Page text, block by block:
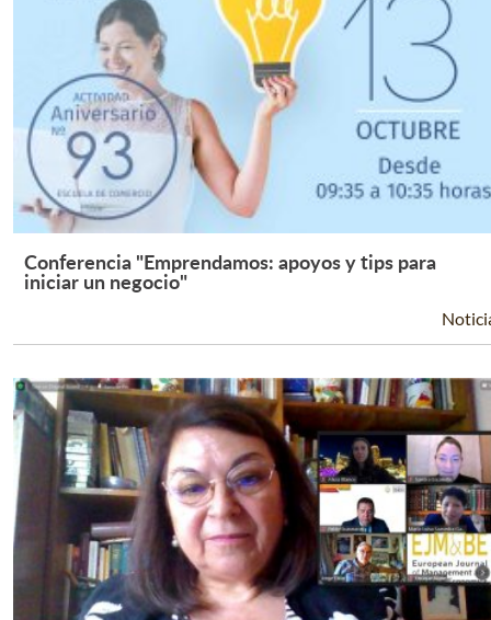
Leer Más +
Conferencia "Emprendamos: apoyos y tips para
iniciar un negocio"